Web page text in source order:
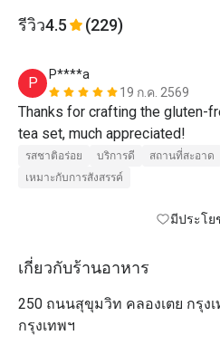
รีวิว4.5 (229)
P
P****a
19 ก.ค. 2569
Thanks for crafting the gluten-
tea set, much appreciated!
รสชาติอร่อย บริการดี
สถานที่สะอาด
เหมาะกับการสังสรรค์
มีประโย
เกี่ยวกับร้านอาหาร
250 ถนนสุขุมวิท คลองเตย กรุง
กรุงเทพฯ